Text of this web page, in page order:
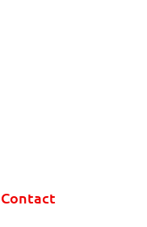
Contact